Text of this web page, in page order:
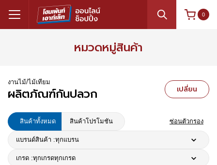
0
หมวดหมู่สินค้า
งานไม้/ไม้เทียม
ผลิตภัณฑ์กันปลวก เปลี่ยน
สินค้าทั้งหมด สินค้าโปรโมชัน ซ่อนตัวกรอง
แบรนด์สินค้า :ทุกแบรน
เกรด :ทุกเกรดทุกเกรด